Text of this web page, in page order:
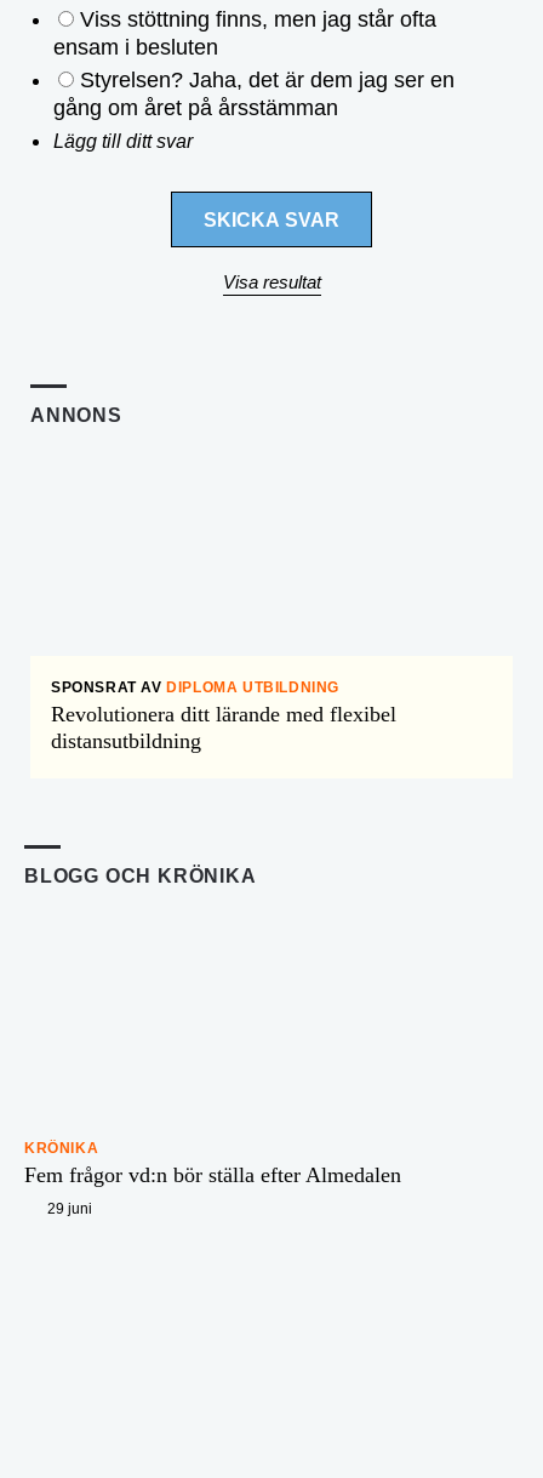
Viss stöttning finns, men jag står ofta
ensam i besluten
Styrelsen? Jaha, det är dem jag ser en
gång om året på årsstämman
Lägg till ditt svar
Visa resultat
ANNONS
SPONSRAT AV DIPLOMA UTBILDNING
Revolutionera ditt lärande med flexibel
distansutbildning
BLOGG OCH KRÖNIKA
KRÖNIKA
Fem frågor vd:n bör ställa efter Almedalen
29 juni